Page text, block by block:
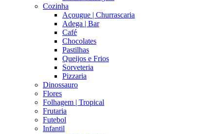
Cozinha
Açougue | Churrascaria
Adega | Bar
Café
Chocolates
Pastilhas
Queijos e Frios
Sorveteria
Pizzaria
Dinossauro
Flores
Folhagem | Tropical
Frutaria
Futebol
Infantil